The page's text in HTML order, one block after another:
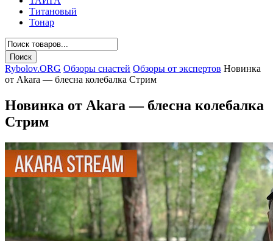
Титановый
Тонар
Rybolov.ORG Обзоры снастей Обзоры от экспертов Новинка
от Akara — блесна колебалка Стрим
Новинка от Akara — блесна колебалка
Стрим